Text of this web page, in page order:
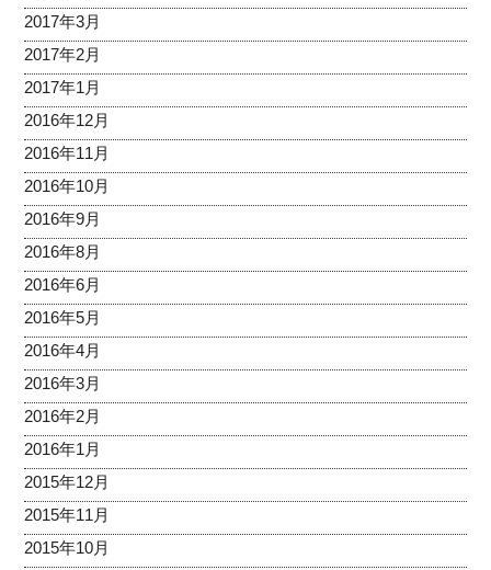
2017年3月
2017年2月
2017年1月
2016年12月
2016年11月
2016年10月
2016年9月
2016年8月
2016年6月
2016年5月
2016年4月
2016年3月
2016年2月
2016年1月
2015年12月
2015年11月
2015年10月